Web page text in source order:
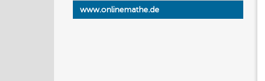
www.onlinemathe.de